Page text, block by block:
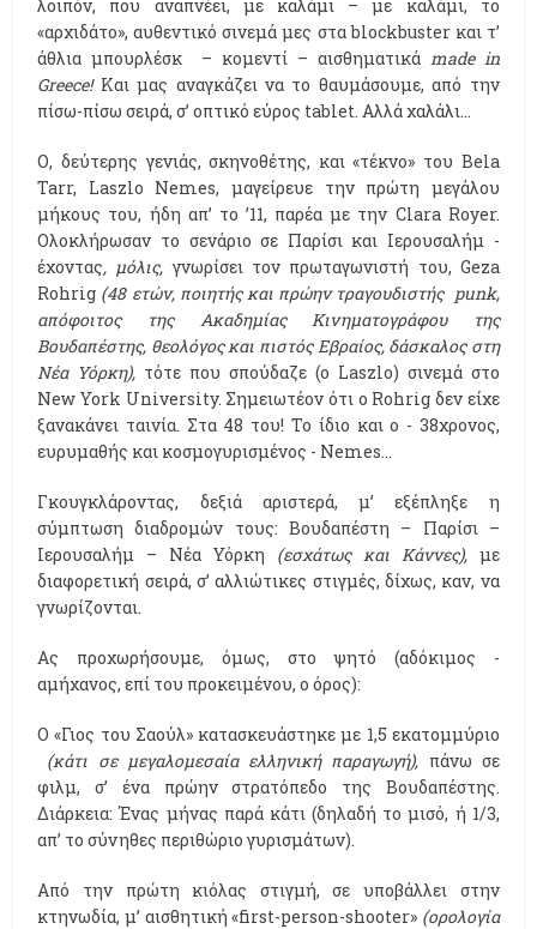
λοιπόν, που αναπνέει, με καλάμι – με καλάμι, το
«αρχιδάτο», αυθεντικό σινεμά μες στα blockbuster και τ’
άθλια μπουρλέσκ – κομεντί – αισθηματικά made in
Greece! Και μας αναγκάζει να το θαυμάσουμε, από την
πίσω-πίσω σειρά, σ’ οπτικό εύρος tablet. Αλλά χαλάλι…
Ο, δεύτερης γενιάς, σκηνοθέτης, και «τέκνο» του Bela
Tarr, Laszlo Nemes, μαγείρευε την πρώτη μεγάλου
μήκους του, ήδη απ’ το ’11, παρέα με την Clara Royer.
Ολοκλήρωσαν το σενάριο σε Παρίσι και Ιερουσαλήμ -
έχοντας, μόλις, γνωρίσει τον πρωταγωνιστή του, Geza
Rohrig (48 ετών, ποιητής και πρώην τραγουδιστής punk,
απόφοιτος της Ακαδημίας Κινηματογράφου της
Βουδαπέστης, θεολόγος και πιστός Εβραίος, δάσκαλος στη
Νέα Υόρκη), τότε που σπούδαζε (ο Laszlo) σινεμά στο
New York University. Σημειωτέον ότι ο Rohrig δεν είχε
ξανακάνει ταινία. Στα 48 του! Το ίδιο και ο - 38χρονος,
ευρυμαθής και κοσμογυρισμένος - Nemes…
Γκουγκλάροντας, δεξιά αριστερά, μ’ εξέπληξε η
σύμπτωση διαδρομών τους: Βουδαπέστη – Παρίσι –
Ιερουσαλήμ – Νέα Υόρκη (εσχάτως και Κάννες),με
διαφορετική σειρά, σ’ αλλιώτικες στιγμές, δίχως, καν, να
γνωρίζονται.
Ας προχωρήσουμε, όμως, στο ψητό (αδόκιμος -
αμήχανος, επί του προκειμένου, ο όρος):
Ο «Γιος του Σαούλ» κατασκευάστηκε με 1,5 εκατομμύριο
(κάτι σε μεγαλομεσαία ελληνική παραγωγή), πάνω σε
φιλμ, σ’ ένα πρώην στρατόπεδο της Βουδαπέστης.
Διάρκεια: Ένας μήνας παρά κάτι (δηλαδή το μισό, ή 1/3,
απ’ το σύνηθες περιθώριο γυρισμάτων).
Από την πρώτη κιόλας στιγμή, σε υποβάλλει στην
κτηνωδία, μ’ αισθητική «first-person-shooter» (ορολογία